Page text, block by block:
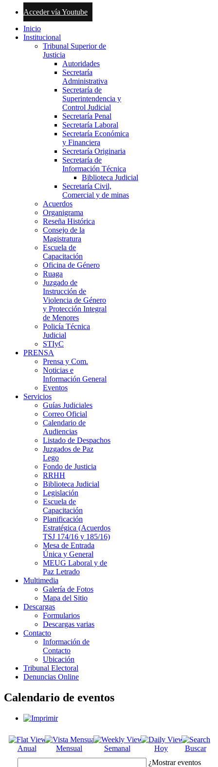
Acceder vía Youtube
Inicio
Institucional
Tribunal Superior de
Justicia
Autoridades
Secretaría
Administrativa
Secretaría de
Superintendencia y
Control Judicial
Secretaría Penal
Secretaría Laboral
Secretaría Económica
y Financiera
Secretaría Originaria
Secretaría de
Información Técnica
Biblioteca Judicial
Secretaría Civil,
Comercial y de minas
Acuerdos
Organigrama
Reseña Histórica
Consejo de la
Magistratura
Escuela de
Capacitación
Oficina de Género
Ruaga
Juzgado de
Instrucción de
Violencia de Género
y Protección Integral
de Menores
Policía Técnica
Judicial
STIyC
PRENSA
Prensa y Com.
Noticias e
Información General
Eventos
Servicios
Guías Judiciales
Correo Oficial
Calendario de
Audiencias
Listado de Despachos
Juzgados de Paz
Lego
Fondo de Justicia
RRHH
Biblioteca Judicial
Legislación
Escuela de
Capacitación
Planificación
Estratégica (Acuerdos
TSJ 174/16 y 185/16)
Mesa de Entrada
Única y General
MEUG Laboral y de
Paz Letrado
Multimedia
Galería de Fotos
Mapa del Sitio
Descargas
Formularios
Descargas varias
Contacto
Información de
Contacto
Ubicación
Tribunal Electoral
Denuncias Online
Calendario de eventos
Anual Mensual Semanal Hoy
Buscar
¿Mostrar eventos